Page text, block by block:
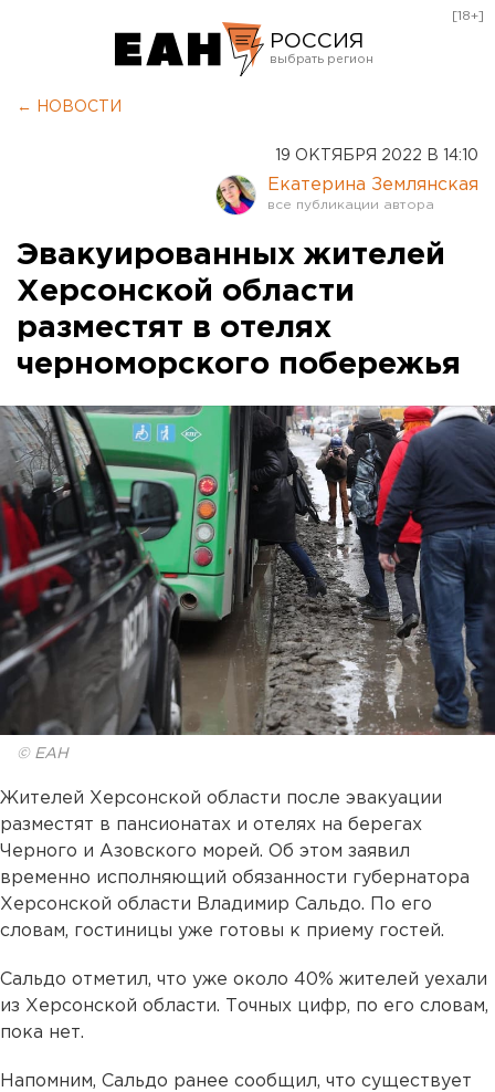
РОССИЯ
Оренбург
[18+]
← НОВОСТИ
19 ОКТЯБРЯ 2022 В 14:10
Екатерина Землянская
Эвакуированных жителей
Херсонской области
разместят в отелях
черноморского побережья
© ЕАН
Жителей Херсонской области после эвакуации
разместят в пансионатах и отелях на берегах
Черного и Азовского морей. Об этом заявил
временно исполняющий обязанности губернатора
Херсонской области Владимир Сальдо. По его
словам, гостиницы уже готовы к приему гостей.
Сальдо отметил, что уже около 40% жителей уехали
из Херсонской области. Точных цифр, по его словам,
пока нет.
Напомним, Сальдо ранее сообщил, что существует